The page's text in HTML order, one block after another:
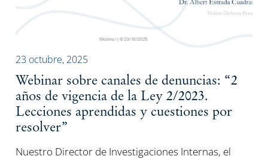
23 octubre, 2025
Webinar sobre canales de denuncias: “2
años de vigencia de la Ley 2/2023.
Lecciones aprendidas y cuestiones por
resolver”
Nuestro Director de Investigaciones Internas, el